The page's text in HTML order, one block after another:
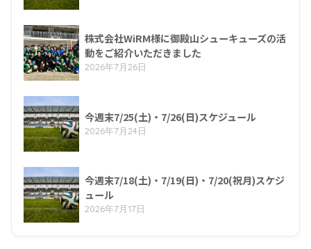
株式会社WiRM様に御殿山シューキューズの活
動をご紹介いただきました
2026年7月26日
今週末7/25(土)・7/26(日)スケジュール
2026年7月24日
今週末7/18(土)・7/19(日)・7/20(祝月)スケジ
ュール
2026年7月17日